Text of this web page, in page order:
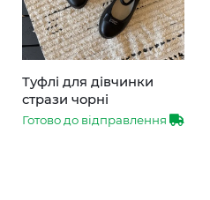
Туфлі для дівчинки
стрази чорні
Готово до відправлення